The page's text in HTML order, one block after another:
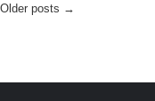
Older posts →